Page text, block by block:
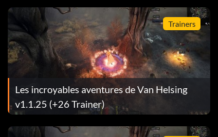
Trainers
Les incroyables aventures de Van Helsing
v1.1.25 (+26 Trainer)